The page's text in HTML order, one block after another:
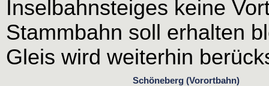
Inselbahnsteiges keine
Stammbahn soll erhalten
Gleis wird weiterhin
Schöneberg (Vorortbahn)